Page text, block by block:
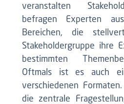
veranstalten
befragen Experten
Bereichen, die
Stakeholdergruppe ihre
bestimmten
Oftmals ist es auch
verschiedenen
die zentrale